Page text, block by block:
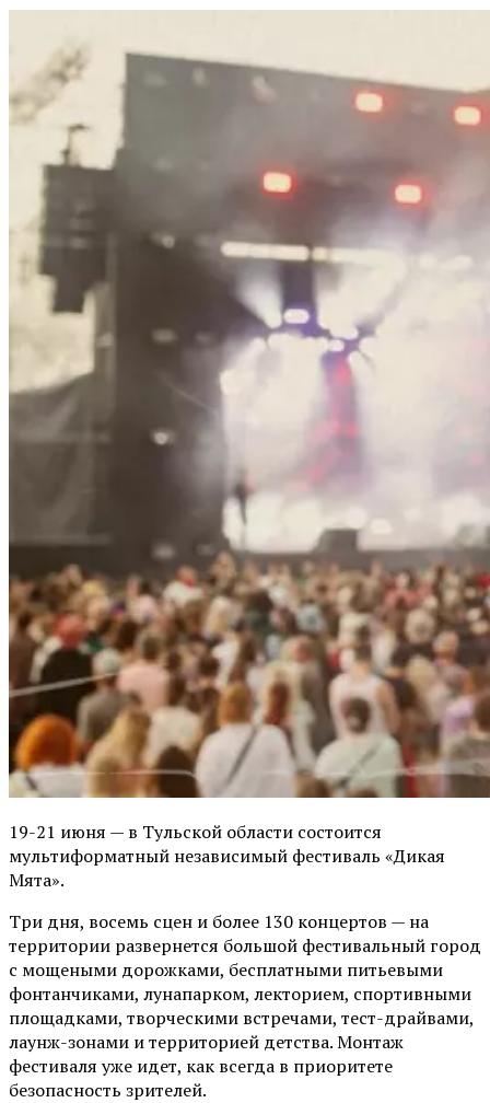
19-21 июня — в Тульской области состоится
мультиформатный независимый фестиваль «Дикая
Мята».
Три дня, восемь сцен и более 130 концертов — на
территории развернется большой фестивальный город
с мощеными дорожками, бесплатными питьевыми
фонтанчиками, лунапарком, лекторием, спортивными
площадками, творческими встречами, тест-драйвами,
лаунж-зонами и территорией детства. Монтаж
фестиваля уже идет, как всегда в приоритете
безопасность зрителей.